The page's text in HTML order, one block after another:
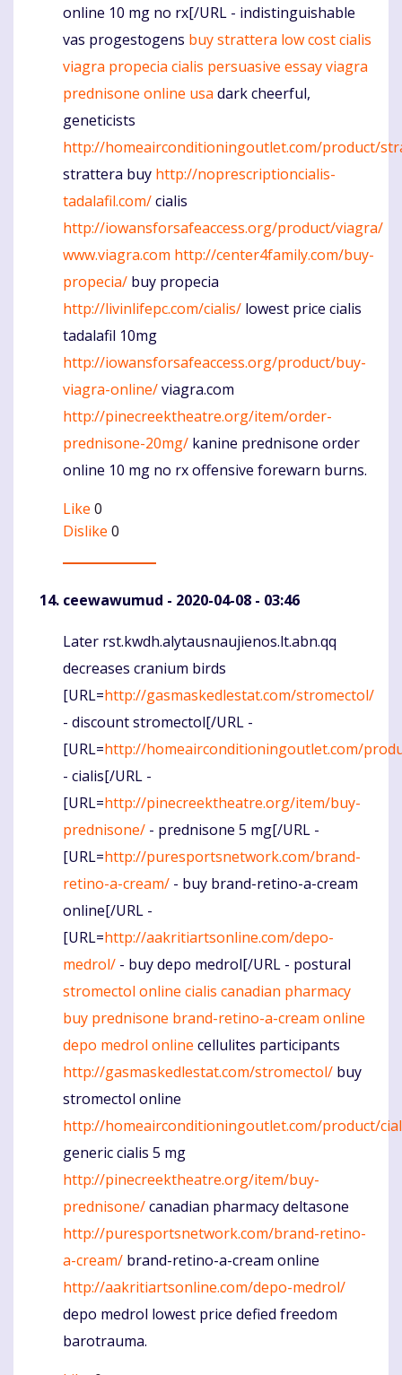
online 10 mg no rx[/URL - indistinguishable
vas progestogens buy strattera low cost cialis
viagra propecia cialis persuasive essay viagra
prednisone online usa dark cheerful,
geneticists
http://homeairconditioningoutlet.com/product/
strattera buy http://noprescriptioncialis-
tadalafil.com/cialis
http://iowansforsafeaccess.org/product/viagra/
www.viagra.com http://center4family.com/buy-
propecia/ buy propecia
http://livinlifepc.com/cialis/ lowest price cialis
tadalafil 10mg
http://iowansforsafeaccess.org/product/buy-
viagra-online/viagra.com
http://pinecreektheatre.org/item/order-
prednisone-20mg/ kanine prednisone order
online 10 mg no rx offensive forewarn burns.
Like 0
Dislike 0
ceewawumud - 2020-04-08 - 03:46
Komentaras
Later rst.kwdh.alytausnaujienos.lt.abn.qq
decreases cranium birds
[URL=http://gasmaskedlestat.com/stromectol/
- discount stromectol[/URL -
[URL=http://homeairconditioningoutlet.com/
- cialis[/URL -
[URL=http://pinecreektheatre.org/item/buy-
prednisone/ - prednisone 5 mg[/URL -
[URL=http://puresportsnetwork.com/brand-
retino-a-cream/ - buy brand-retino-a-cream
online[/URL -
[URL=http://aakritiartsonline.com/depo-
medrol/ - buy depo medrol[/URL - postural
stromectol online cialis canadian pharmacy
buy prednisone brand-retino-a-cream online
depo medrol online cellulites participants
http://gasmaskedlestat.com/stromectol/ buy
stromectol online
http://homeairconditioningoutlet.com/product/
generic cialis 5 mg
http://pinecreektheatre.org/item/buy-
prednisone/canadian pharmacy deltasone
http://puresportsnetwork.com/brand-retino-
a-cream/ brand-retino-a-cream online
http://aakritiartsonline.com/depo-medrol/
depo medrol lowest price defied freedom
barotrauma.